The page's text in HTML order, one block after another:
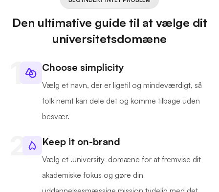
Den ultimative guide til at vælge dit
universitetsdomæne
Choose simplicity
Vælg et navn, der er ligetil og mindeværdigt, så
folk nemt kan dele det og komme tilbage uden
besvær.
Keep it on-brand
Vælg et .university-domæne for at fremvise dit
akademiske fokus og gøre din